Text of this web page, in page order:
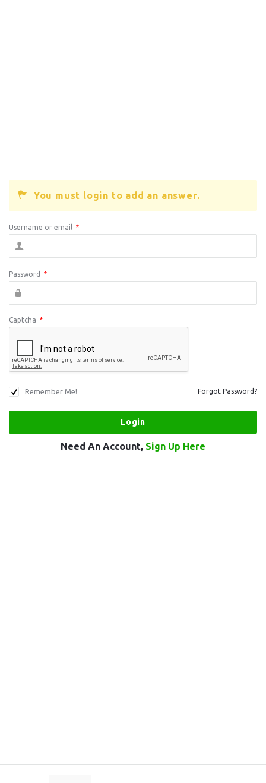
You must login to add an answer.
Username or email *
Password *
Captcha *
Remember Me! Forgot Password?
Need An Account, Sign Up Here
Stats